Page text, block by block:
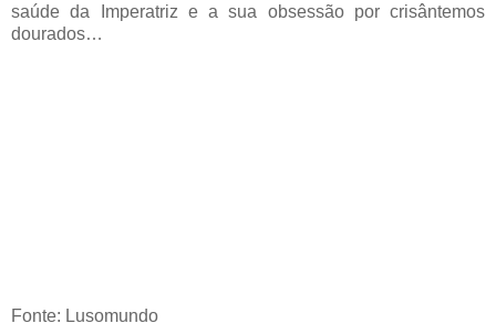
saúde da Imperatriz e a sua obsessão por crisântemos
dourados…
Fonte: Lusomundo